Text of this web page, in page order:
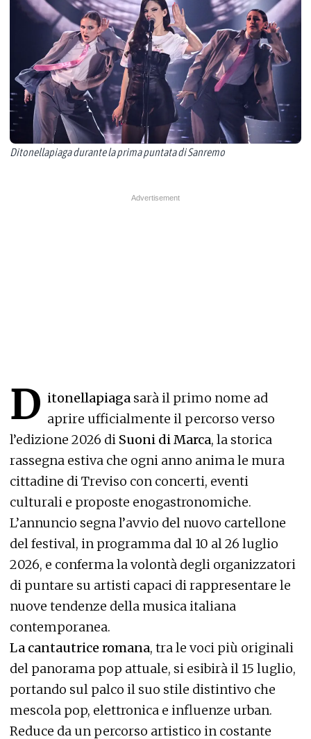
Ditonellapiaga durante la prima puntata di Sanremo
D itonellapiaga sarà il primo nome ad
aprire ufficialmente il percorso verso
l’edizione 2026 di Suoni di Marca, la storica
rassegna estiva che ogni anno anima le mura
cittadine di Treviso con concerti, eventi
culturali e proposte enogastronomiche.
L’annuncio segna l’avvio del nuovo cartellone
del festival, in programma dal 10 al 26 luglio
2026, e conferma la volontà degli organizzatori
di puntare su artisti capaci di rappresentare le
nuove tendenze della musica italiana
contemporanea.
La cantautrice romana, tra le voci più originali
del panorama pop attuale, si esibirà il 15 luglio,
portando sul palco il suo stile distintivo che
mescola pop, elettronica e influenze urban.
Reduce da un percorso artistico in costante